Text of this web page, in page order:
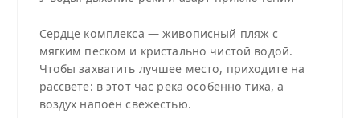
Сердце комплекса — живописный пляж с
мягким песком и кристально чистой водой.
Чтобы захватить лучшее место, приходите на
рассвете: в этот час река особенно тиха, а
воздух напоён свежестью.